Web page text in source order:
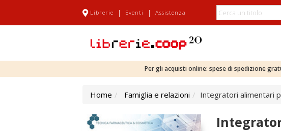
Librerie | Eventi | Assistenza
Per gli acquisti online: spese di spedizione
Home Famiglia e relazioni Integratori alimentari